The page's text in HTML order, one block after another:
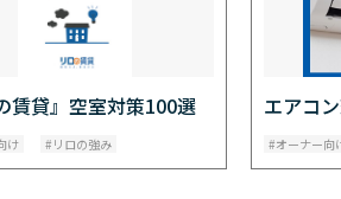
賃貸』空室対策100選
け リロの強み
エアコ
オーナー向